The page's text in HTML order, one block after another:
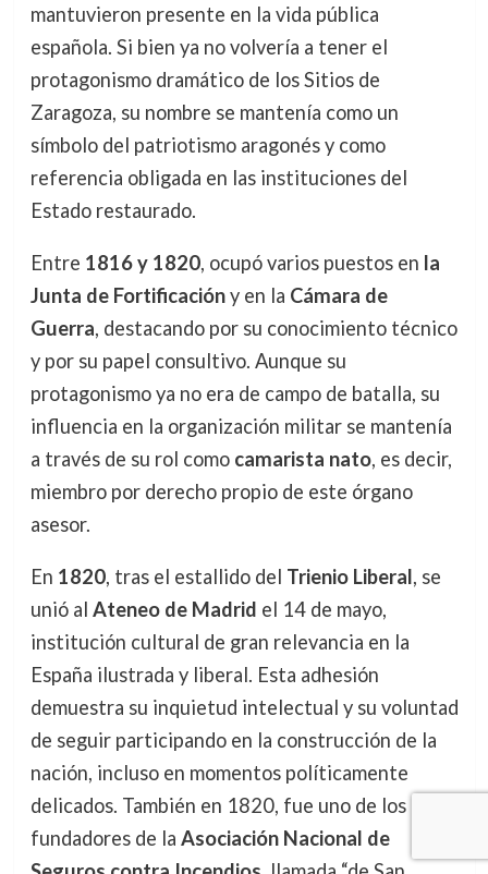
mantuvieron presente en la vida pública
española. Si bien ya no volvería a tener el
protagonismo dramático de los Sitios de
Zaragoza, su nombre se mantenía como un
símbolo del patriotismo aragonés y como
referencia obligada en las instituciones del
Estado restaurado.
Entre 1816 y 1820, ocupó varios puestos en la
Junta de Fortificacióny en la Cámara de
Guerra, destacando por su conocimiento técnico
y por su papel consultivo. Aunque su
protagonismo ya no era de campo de batalla, su
influencia en la organización militar se mantenía
a través de su rol como camarista nato, es decir,
miembro por derecho propio de este órgano
asesor.
En 1820, tras el estallido del Trienio Liberal, se
unió al Ateneo de Madrid el 14 de mayo,
institución cultural de gran relevancia en la
España ilustrada y liberal. Esta adhesión
demuestra su inquietud intelectual y su voluntad
de seguir participando en la construcción de la
nación, incluso en momentos políticamente
delicados. También en 1820, fue uno de los
fundadores de la Asociación Nacional de